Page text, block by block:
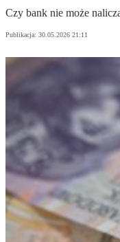
Czy bank nie może
Publikacja: 30.05.2026 21:11